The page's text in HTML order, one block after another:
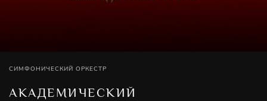
СИМФОНИЧЕСКИЙ ОРКЕСТР
АКАДЕМИЧЕСКИЙ